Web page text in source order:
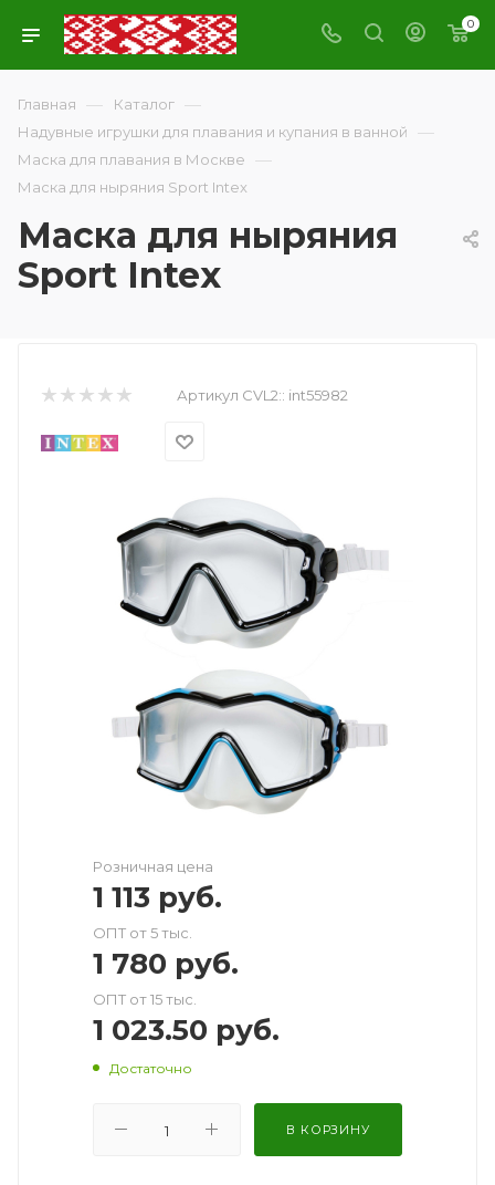
0
Главная — Каталог —
Надувные игрушки для плавания и купания в ванной —
Маска для плавания в Москве —
Маска для ныряния Sport Intex
Маска для ныряния
Sport Intex
Артикул CVL2:: int55982
Розничная цена
1 113 руб.
ОПТ от 5 тыс.
1 780 руб.
ОПТ от 15 тыс.
1 023.50 руб.
Достаточно
В КОРЗИНУ